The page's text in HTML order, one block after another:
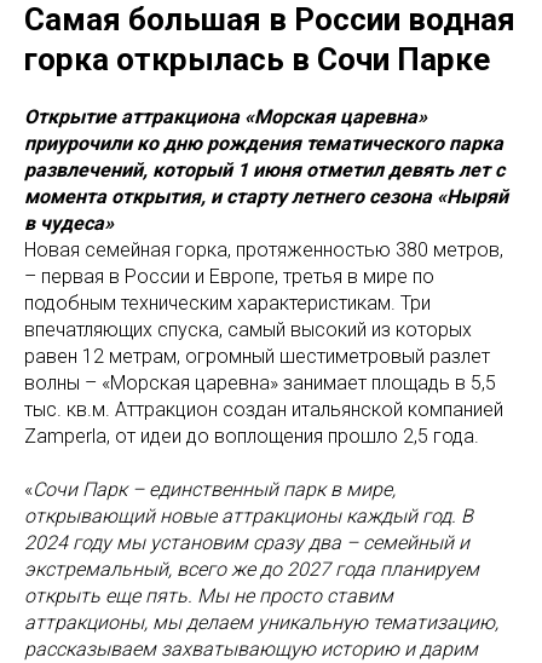
Самая большая в России водная
горка открылась в Сочи Парке
Открытие аттракциона «Морская царевна»
приурочили ко дню рождения тематического парка
развлечений, который 1 июня отметил девять лет с
момента открытия, и старту летнего сезона «Ныряй
в чудеса»
Новая семейная горка, протяженностью 380 метров,
– первая в России и Европе, третья в мире по
подобным техническим характеристикам. Три
впечатляющих спуска, самый высокий из которых
равен 12 метрам, огромный шестиметровый разлет
волны – «Морская царевна» занимает площадь в 5,5
тыс. кв.м. Аттракцион создан итальянской компанией
Zamperla, от идеи до воплощения прошло 2,5 года.
«Сочи Парк – единственный парк в мире,
открывающий новые аттракционы каждый год. В
2024 году мы установим сразу два – семейный и
экстремальный, всего же до 2027 года планируем
открыть еще пять. Мы не просто ставим
аттракционы, мы делаем уникальную тематизацию,
рассказываем захватывающую историю и дарим